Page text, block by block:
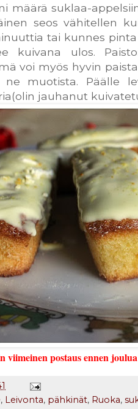
määrä suklaa-
seos vähitellen
tai kunnes
kuivana ulos.
voi myös hyvin
muotista. Päälle
jauhanut
viimeinen postaus ennen
, Leivonta, pähkinät, Ruoka,